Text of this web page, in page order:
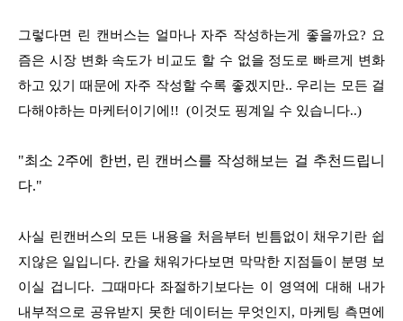
그렇다면 린 캔버스는 얼마나 자주 작성하는게 좋을까요? 요
즘은 시장 변화 속도가 비교도 할 수 없을 정도로 빠르게 변화
하고 있기 때문에 자주 작성할 수록 좋겠지만.. 우리는 모든 걸
다해야하는 마케터이기에!! (이것도 핑계일 수 있습니다..)
"최소 2주에 한번, 린 캔버스를 작성해보는 걸 추천드립니
다."
사실 린캔버스의 모든 내용을 처음부터 빈틈없이 채우기란 쉽
지않은 일입니다. 칸을 채워가다보면 막막한 지점들이 분명 보
이실 겁니다. 그때마다 좌절하기보다는 이 영역에 대해 내가
내부적으로 공유받지 못한 데이터는 무엇인지, 마케팅 측면에